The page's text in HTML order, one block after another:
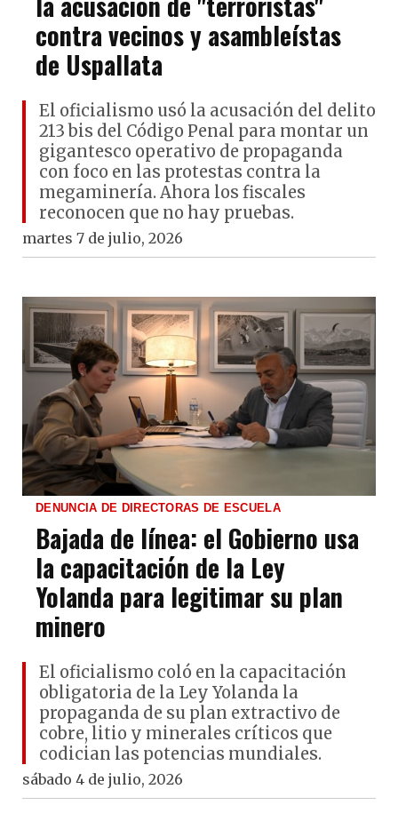
contra vecinos y asambleístas
de Uspallata
El oficialismo usó la acusación del delito
213 bis del Código Penal para montar un
gigantesco operativo de propaganda
con foco en las protestas contra la
megaminería. Ahora los fiscales
reconocen que no hay pruebas.
martes 7 de julio, 2026
DENUNCIA DE DIRECTORAS DE ESCUELA
Bajada de línea: el Gobierno usa
la capacitación de la Ley
Yolanda para legitimar su plan
minero
El oficialismo coló en la capacitación
obligatoria de la Ley Yolanda la
propaganda de su plan extractivo de
cobre, litio y minerales críticos que
codician las potencias mundiales.
sábado 4 de julio, 2026